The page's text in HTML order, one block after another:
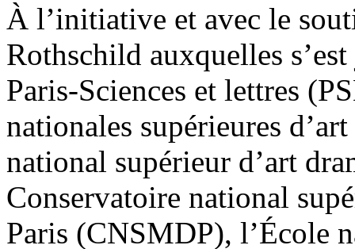
À l’initiative et avec le
Rothschild auxquelles
Paris-Sciences et lettres
nationales supérieures
national supérieur d’art
Conservatoire national
Paris (CNSMDP), l’École